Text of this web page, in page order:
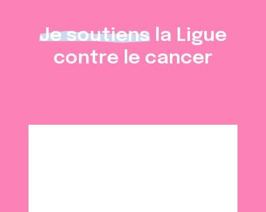
Je soutiens la Ligue
contre le cancer